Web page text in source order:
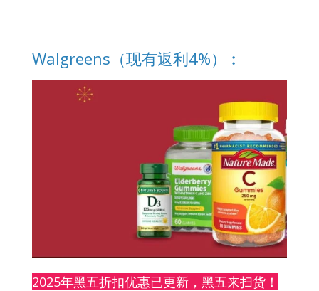
Walgreens（现有返利4%）︰
2025年黑五折扣优惠已更新，黑五来扫货！